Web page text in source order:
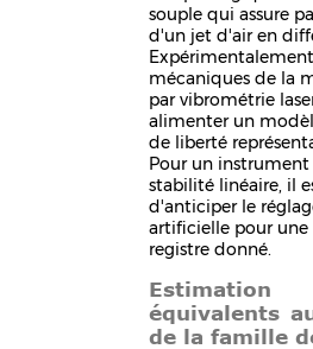
souple qui assure
d'un jet d'air en
mécaniques de la
par vibrométrie
alimenter un
de liberté
Pour un
stabilité linéaire, il
d'anticiper le
artificielle pour
registre donné.
Estimation
équivalents
de la famille